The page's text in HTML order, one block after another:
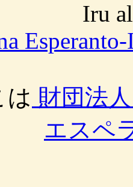
Iru
は 財団法
エスペ